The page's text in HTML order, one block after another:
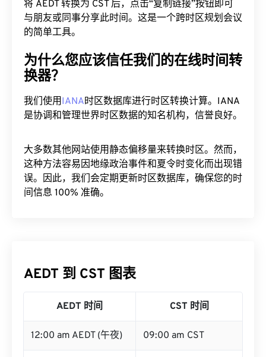
将 AEDT 转换为 CST 后，点击“复制链接”按钮即可
与朋友或同事分享此时间。这是一个跨时区规划会议
的简单工具。
为什么您应该信任我们的在线时间转
换器？
我们使用IANA时区数据库进行时区转换计算。IANA
是协调和管理世界时区数据的知名机构，信誉良好。
大多数其他网站使用静态偏移量来转换时区。然而，
这种方法容易因地缘政治事件和夏令时变化而出现错
误。因此，我们会定期更新时区数据库，确保您的时
间信息 100% 准确。
AEDT 到 CST 图表
AEDT 时间 CST 时间
12:00 am AEDT (午夜) 09:00 am CST